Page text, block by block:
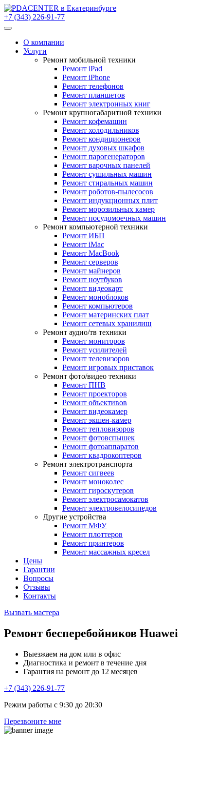
+7 (343) 226-91-77
О компании
Услуги
Ремонт мобильной техники
Ремонт iPad
Ремонт iPhone
Ремонт телефонов
Ремонт планшетов
Ремонт электронных книг
Ремонт крупногабаритной техники
Ремонт кофемашин
Ремонт холодильников
Ремонт кондиционеров
Ремонт духовых шкафов
Ремонт парогенераторов
Ремонт варочных панелей
Ремонт сушильных машин
Ремонт стиральных машин
Ремонт роботов-пылесосов
Ремонт индукционных плит
Ремонт морозильных камер
Ремонт посудомоечных машин
Ремонт компьютерной техники
Ремонт ИБП
Ремонт iMac
Ремонт MacBook
Ремонт серверов
Ремонт майнеров
Ремонт ноутбуков
Ремонт видеокарт
Ремонт моноблоков
Ремонт компьютеров
Ремонт материнских плат
Ремонт сетевых хранилищ
Ремонт аудио/тв техники
Ремонт мониторов
Ремонт усилителей
Ремонт телевизоров
Ремонт игровых приставок
Ремонт фото/видео техники
Ремонт ПНВ
Ремонт проекторов
Ремонт объективов
Ремонт видеокамер
Ремонт экшен-камер
Ремонт тепловизоров
Ремонт фотовспышек
Ремонт фотоаппаратов
Ремонт квадрокоптеров
Ремонт электротранспорта
Ремонт сигвеев
Ремонт моноколес
Ремонт гироскутеров
Ремонт электросамокатов
Ремонт электровелосипедов
Другие устройства
Ремонт МФУ
Ремонт плоттеров
Ремонт принтеров
Ремонт массажных кресел
Цены
Гарантии
Вопросы
Отзывы
Контакты
Вызвать мастера
Ремонт бесперебойников Huawei
Выезжаем на дом или в офис
Диагностика и ремонт в течение дня
Гарантия на ремонт до 12 месяцев
+7 (343) 226-91-77
Режим работы с 9:30 до 20:30
Перезвоните мне